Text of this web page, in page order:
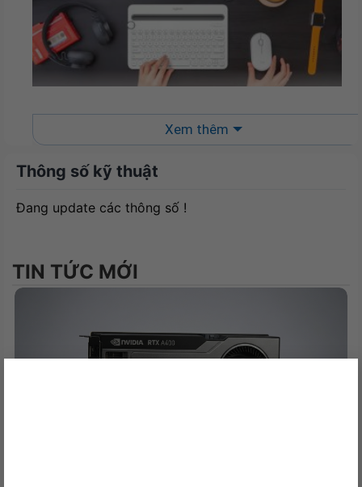
Tính cơ động cao
Tương thích nhiều nền tảng
Xem thêm
Thông số kỹ thuật
Đang update các thông số !
TIN TỨC MỚI